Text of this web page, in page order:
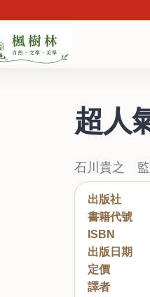
超人
石川貴之
出版社
書籍代號
ISBN
出版日期
定價
譯者